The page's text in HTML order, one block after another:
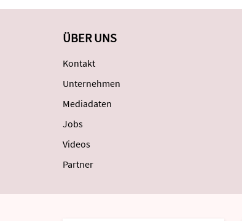
ÜBER UNS
Kontakt
Unternehmen
Mediadaten
Jobs
Videos
Partner